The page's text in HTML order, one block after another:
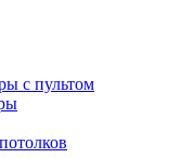
с пультом